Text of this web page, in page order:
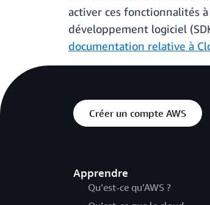
activer ces fonctionnalités
développement logiciel
documentation relative à
Créer un compte AWS
Apprendre
Qu’est-ce qu’AWS ?